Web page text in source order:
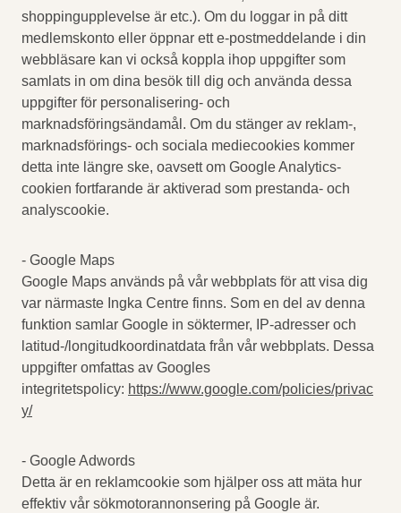
shoppingupplevelse är etc.). Om du loggar in på ditt
medlemskonto eller öppnar ett e-postmeddelande i din
webbläsare kan vi också koppla ihop uppgifter som
samlats in om dina besök till dig och använda dessa
uppgifter för personalisering- och
marknadsföringsändamål. Om du stänger av reklam-,
marknadsförings- och sociala mediecookies kommer
detta inte längre ske, oavsett om Google Analytics-
cookien fortfarande är aktiverad som prestanda- och
analyscookie.
- Google Maps
Google Maps används på vår webbplats för att visa dig
var närmaste Ingka Centre finns. Som en del av denna
funktion samlar Google in söktermer, IP-adresser och
latitud-/longitudkoordinatdata från vår webbplats. Dessa
uppgifter omfattas av Googles
integritetspolicy: https://www.google.com/policies/privac
y/
- Google Adwords
Detta är en reklamcookie som hjälper oss att mäta hur
effektiv vår sökmotorannonsering på Google är.